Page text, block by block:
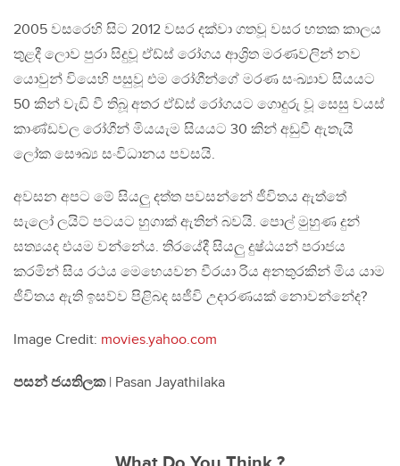
2005 වසරෙහි සිට 2012 වසර දක්‌වා ගතවූ වසර හතක කාලය
තුළදී ලොව පුරා සිදුවූ ඒඩ්ස්‌ රෝගය ආශ්‍රිත මරණවලින් නව
යොවුන් වියෙහි පසුවූ එම රෝගීන්ගේ මරණ සංඛ්‍යාව සියයට
50 කින් වැඩි වී තිබූ අතර ඒඩ්ස්‌ රෝගයට ගොදුරු වූ සෙසු වයස්‌
කාණ්‌ඩවල රෝගීන් මියයැම සියයට 30 කින් අඩුවී ඇතැයි
ලෝක සෞඛ්‍ය සංවිධානය පවසයි.
අවසන අපට මේ සියලු දත්ත පවසන්නේ ජීවිතය ඇත්තේ
සැලෝ ලයිට් පටයට හුගාක් ඇතින් බවයි. පොල් මුහුණ දුන්
සත්‍යයද එයම වන්නේය. තිරයේදී සියලු දුෂ්ඨයන් පරාජය
කරමින් සිය රථය මෙහෙයවන වීරයා රිය අනතුරකින් මිය යාම
ජීවිතය ඇති ඉසව්ව පිළිබද සජීවි උදාරණයක් නොවන්නේද?
Image Credit: movies.yahoo.com
පසන් ජයතිලක | Pasan Jayathilaka